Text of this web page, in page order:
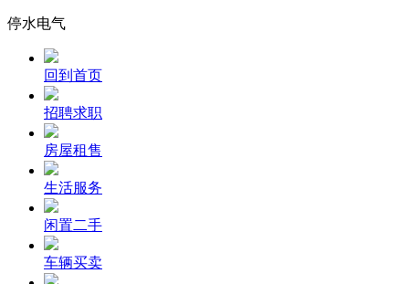
停水电气
回到首页
招聘求职
房屋租售
生活服务
闲置二手
车辆买卖